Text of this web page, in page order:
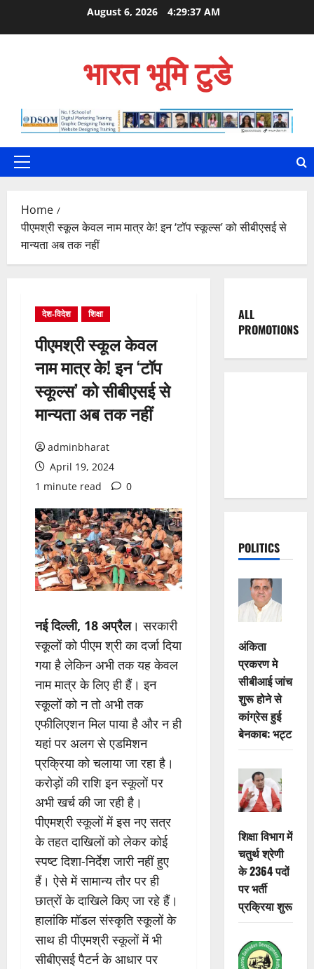
August 6, 2026 4:29:38 AM
भारत भूमि टुडे
Primary
Home
पीएमश्री स्कूल केवल नाम मात्र के! इन ‘टॉप स्कूल्स’ को सीबीएसई से
मान्यता अब तक नहीं
देश-विदेश शिक्षा
पीएमश्री स्कूल केवल
नाम मात्र के! इन ‘टॉप
स्कूल्स’ को सीबीएसई से
मान्यता अब तक नहीं
adminbharat
April 19, 2024
1 minute read
0
नई दिल्ली, 18 अप्रैल। सरकारी
स्कूलों को पीएम श्री का दर्जा दिया
गया है लेकिन अभी तक यह केवल
नाम मात्र के लिए ही हैं। इन
स्कूलों को न तो अभी तक
एफीलिएशन मिल पाया है और न ही
यहां पर अलग से एडमिशन
प्रक्रिया को चलाया जा रहा है।
करोड़ों की राशि इन स्कूलों पर
अभी खर्च की जा रही है।
पीएमश्री स्कूलों में इस नए सत्र
के तहत दाखिलों को लेकर कोई
स्पष्ट दिशा-निर्देश जारी नहीं हुए
हैं। ऐसे में सामान्य तौर पर ही
छात्रों के दाखिले किए जा रहे हैं।
हालांकि मॉडल संस्कृति स्कूलों के
साथ ही पीएमश्री स्कूलों में भी
सीबीएसई पैटर्न के आधार पर
ALL
PROMOTIONS
POLITICS
अंकिता
प्रकरण मे
सीबीआई जांच
शुरू होने से
कांग्रेस हुई
बेनकाब: भट्ट
शिक्षा विभाग में
चतुर्थ श्रेणी
के 2364 पदों
पर भर्ती
प्रक्रिया शुरू